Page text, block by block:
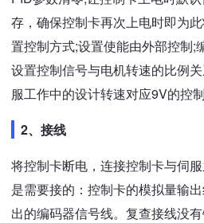
存，确保控制卡再次上电时即为
置控制方式;设置使能由外部控制;
设置控制信号与电机转速的比例
服工作中的设计转速对应9V的控制
2、接线
将控制卡断电，连接控制卡与伺
是需要接的：控制卡的模拟量输
出的编码器信号线。复查接线没